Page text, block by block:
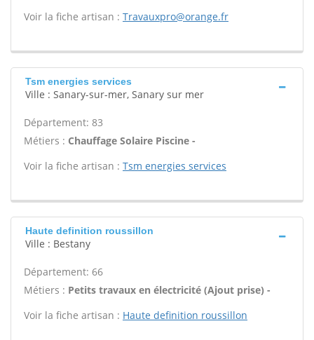
Voir la fiche artisan : Travauxpro@orange.fr
Tsm energies services
Ville : Sanary-sur-mer, Sanary sur mer
Département: 83
Métiers : Chauffage Solaire Piscine -
Voir la fiche artisan : Tsm energies services
Haute definition roussillon
Ville : Bestany
Département: 66
Métiers : Petits travaux en électricité (Ajout prise) -
Voir la fiche artisan : Haute definition roussillon